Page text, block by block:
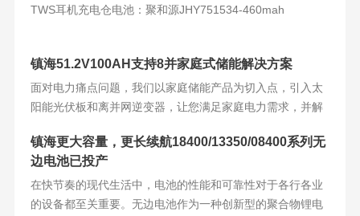
TWS耳机充电仓电池：聚和源JHY751534-460mah
镇海51.2V100AH支持8并家庭式储能解决方案
面对电力痛点问题，我们以家庭储能产品为切入点，引入太
阳能光伏板和离并网逆变器，让您满足家庭电力需求，并解
镇海更大容量，更长续航18400/13350/08400系列无
边电池已投产
在快节奏的现代生活中，电池的性能和可靠性对于各行各业
的设备都至关重要。无边电池作为一种创新型的聚合物锂电